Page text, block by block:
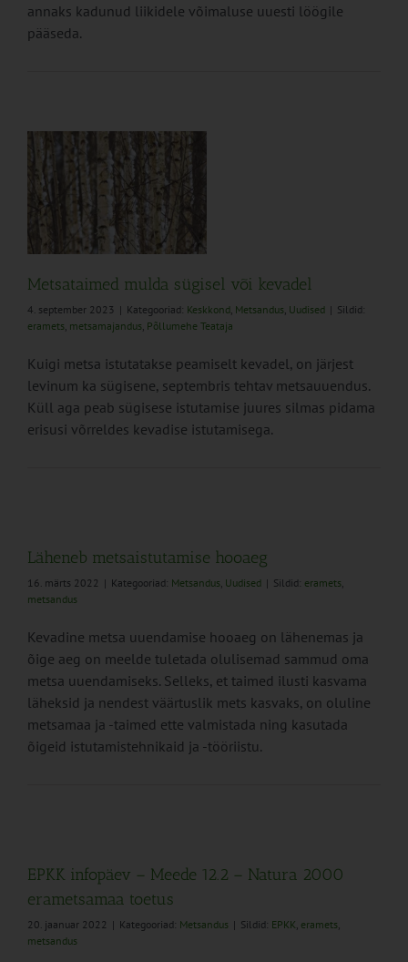
annaks kadunud liikidele võimaluse uuesti löögile
pääseda.
Metsataimed mulda sügisel või kevadel
4. september 2023 | Kategooriad: Keskkond, Metsandus, Uudised | Sildid:
eramets, metsamajandus, Põllumehe Teataja
Kuigi metsa istutatakse peamiselt kevadel, on järjest
levinum ka sügisene, septembris tehtav metsauuendus.
Küll aga peab sügisese istutamise juures silmas pidama
erisusi võrreldes kevadise istutamisega.
Läheneb metsaistutamise hooaeg
16. märts 2022 | Kategooriad: Metsandus, Uudised | Sildid: eramets,
metsandus
Kevadine metsa uuendamise hooaeg on lähenemas ja
õige aeg on meelde tuletada olulisemad sammud oma
metsa uuendamiseks. Selleks, et taimed ilusti kasvama
läheksid ja nendest väärtuslik mets kasvaks, on oluline
metsamaa ja -taimed ette valmistada ning kasutada
õigeid istutamistehnikaid ja -tööriistu.
EPKK infopäev – Meede 12.2 – Natura 2000
erametsamaa toetus
20. jaanuar 2022 | Kategooriad: Metsandus | Sildid: EPKK, eramets,
metsandus